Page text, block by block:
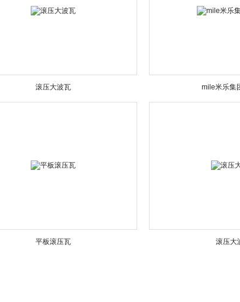
滚压大波瓦 mile米乐集
平板滚压瓦 滚压大